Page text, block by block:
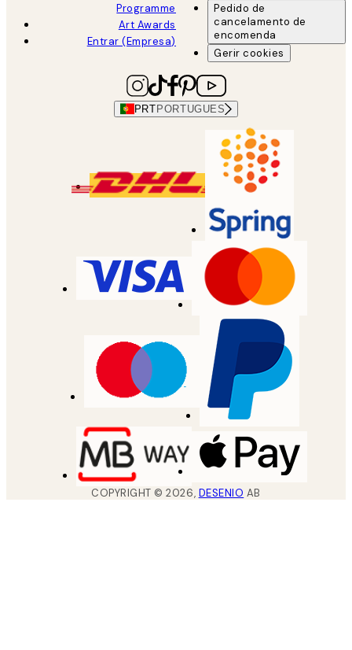
Programme
Art Awards
Entrar (Empresa)
Pedido de
cancelamento de
encomenda
Gerir cookies
PRT PORTUGUES
COPYRIGHT ©2026, DESENIO AB